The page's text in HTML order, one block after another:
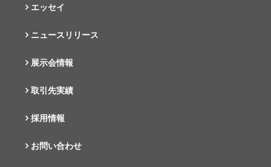
エッセイ
ニュースリリース
展示会情報
取引先実績
採用情報
お問い合わせ